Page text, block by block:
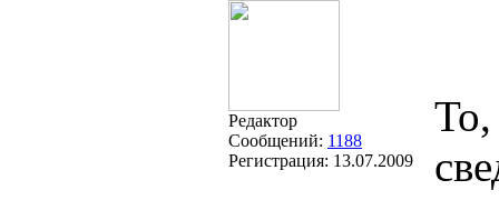
Редактор
Сообщений: 1188
Регистрация: 13.07.2009
То,